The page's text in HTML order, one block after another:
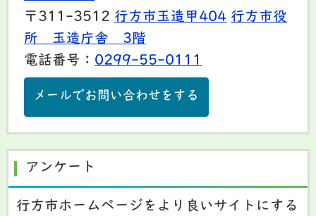
〒311-3512 行方市玉造甲404 行方市役
所 玉造庁舎 3階
電話番号： 0299-55-0111
メールでお問い合わせをする
アンケート
行方市ホームページをより良いサイトにする